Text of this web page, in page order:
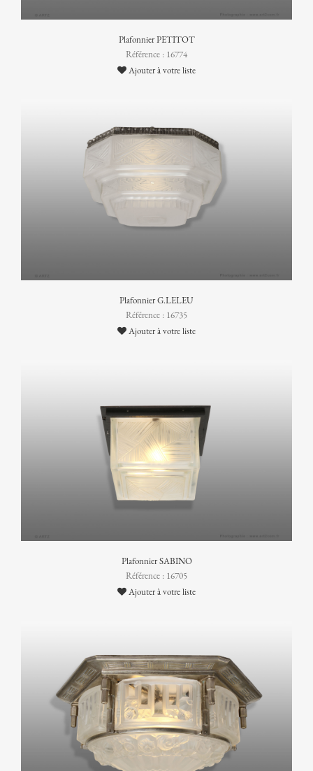
Plafonnier PETITOT
Référence : 16774
Ajouter à votre liste
Plafonnier G.LELEU
Référence : 16735
Ajouter à votre liste
Plafonnier SABINO
Référence : 16705
Ajouter à votre liste